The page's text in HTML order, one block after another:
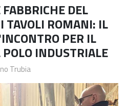
DEL
TAVOLI ROMANI: IL
PER IL
POLO INDUSTRIALE
Trubia